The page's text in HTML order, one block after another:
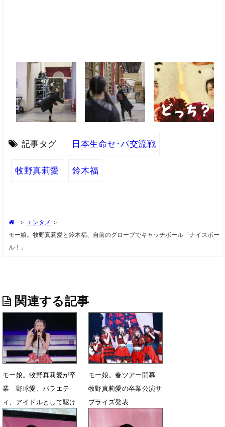
記事タグ 日本生命セ･パ交流戦
牧野真莉愛 鈴木福
> エンタメ >
モー娘。牧野真莉愛と鈴木福、自前のグローブでキャッチボール「ナイスボー
ル！」
関連する記事
モー娘。牧野真莉愛が卒
業 野球愛、バラエテ
ィ、アイドルとして駆け
抜けた集大成
モー娘。春ツアー開幕
牧野真莉愛の卒業公演サ
プライズ発表